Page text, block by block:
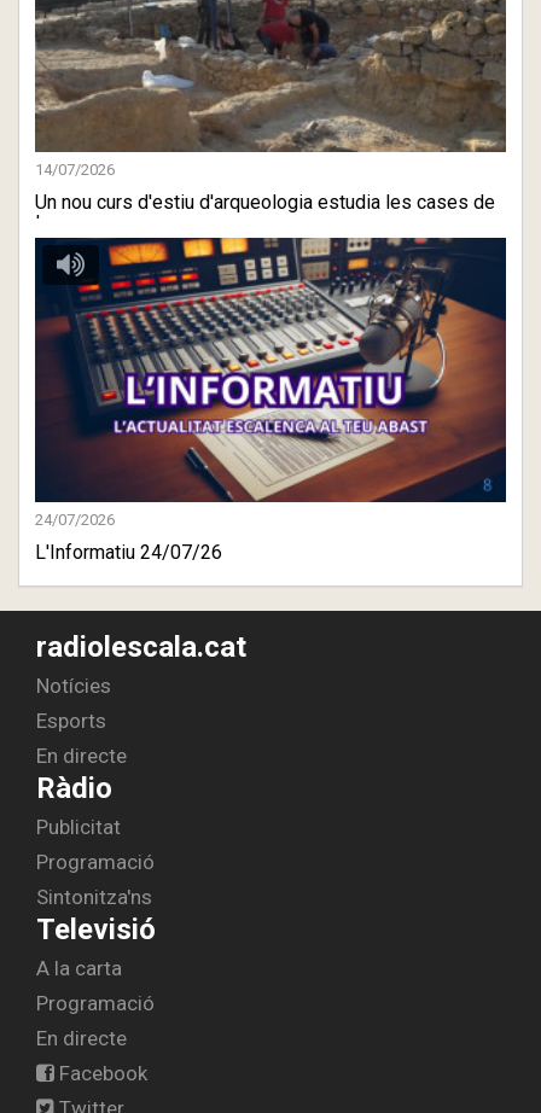
14/07/2026
Un nou curs d'estiu d'arqueologia estudia les cases de
24/07/2026
L'Informatiu 24/07/26
radiolescala.cat
Notícies
Esports
En directe
Ràdio
Publicitat
Programació
Sintonitza'ns
Televisió
A la carta
Programació
En directe
Facebook